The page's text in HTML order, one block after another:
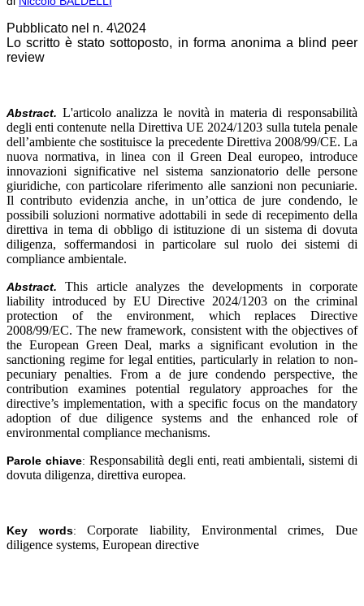
Pubblicato nel n. 4\2024
Lo scritto è stato sottoposto, in forma anonima a blind peer
review
Abstract. L'articolo analizza le novità in materia di responsabilità
degli enti contenute nella Direttiva UE 2024/1203 sulla tutela penale
dell’ambiente che sostituisce la precedente Direttiva 2008/99/CE. La
nuova normativa, in linea con il Green Deal europeo, introduce
innovazioni significative nel sistema sanzionatorio delle persone
giuridiche, con particolare riferimento alle sanzioni non pecuniarie.
Il contributo evidenzia anche, in un’ottica de jure condendo, le
possibili soluzioni normative adottabili in sede di recepimento della
direttiva in tema di obbligo di istituzione di un sistema di dovuta
diligenza, soffermandosi in particolare sul ruolo dei sistemi di
compliance ambientale.
Abstract.This article analyzes the developments in corporate
liability introduced by EU Directive 2024/1203 on the criminal
protection of the environment, which replaces Directive
2008/99/EC. The new framework, consistent with the objectives of
the European Green Deal, marks a significant evolution in the
sanctioning regime for legal entities, particularly in relation to non-
pecuniary penalties. From a de jure condendo perspective, the
contribution examines potential regulatory approaches for the
directive’s implementation, with a specific focus on the mandatory
adoption of due diligence systems and the enhanced role of
environmental compliance mechanisms.
Parole chiave: Responsabilità degli enti, reati ambientali, sistemi di
dovuta diligenza, direttiva europea.
Key words:Corporate liability, Environmental crimes, Due
diligence systems, European directive